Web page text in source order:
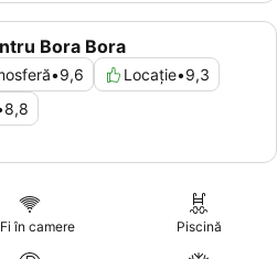
Bora Bora
•9,6 Locație•9,3
8,8
în camere Piscină